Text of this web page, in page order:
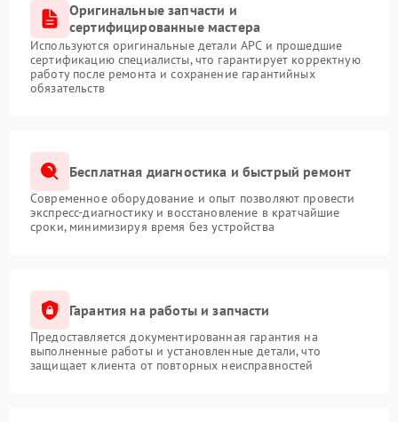
Оригинальные запчасти и
сертифицированные мастера
Используются оригинальные детали APC и прошедшие
сертификацию специалисты, что гарантирует корректную
работу после ремонта и сохранение гарантийных
обязательств
Бесплатная диагностика и быстрый ремонт
Современное оборудование и опыт позволяют провести
экспресс-диагностику и восстановление в кратчайшие
сроки, минимизируя время без устройства
Гарантия на работы и запчасти
Предоставляется документированная гарантия на
выполненные работы и установленные детали, что
защищает клиента от повторных неисправностей